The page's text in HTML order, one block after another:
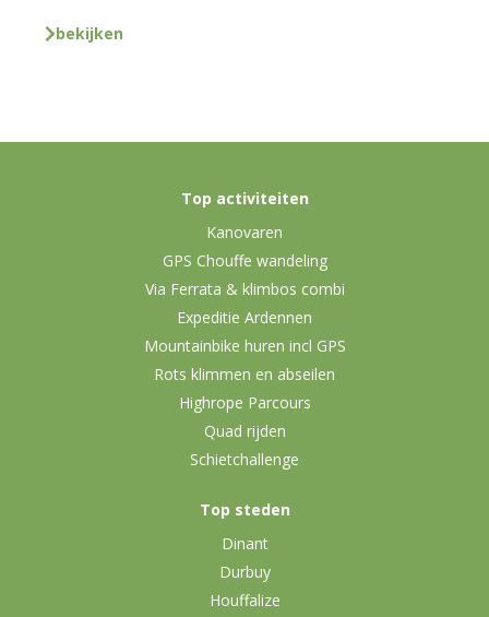
bekijken
Top activiteiten
Kanovaren
GPS Chouffe wandeling
Via Ferrata & klimbos combi
Expeditie Ardennen
Mountainbike huren incl GPS
Rots klimmen en abseilen
Highrope Parcours
Quad rijden
Schietchallenge
Top steden
Dinant
Durbuy
Houffalize